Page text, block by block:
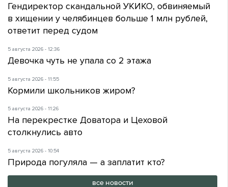
Гендиректор скандальной УКИКО, обвиняемый
в хищении у челябинцев больше 1 млн рублей,
ответит перед судом
5 августа 2026 - 12:36
Девочка чуть не упала со 2 этажа
5 августа 2026 - 11:55
Кормили школьников жиром?
5 августа 2026 - 11:26
На перекрестке Доватора и Цеховой
столкнулись авто
5 августа 2026 - 10:54
Природа погуляла — а заплатит кто?
все новости